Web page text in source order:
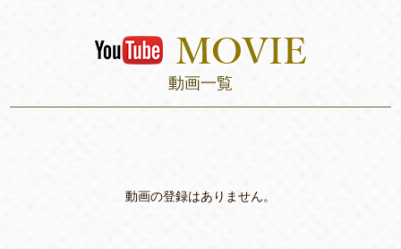
動画一覧
動画の登録はありません。